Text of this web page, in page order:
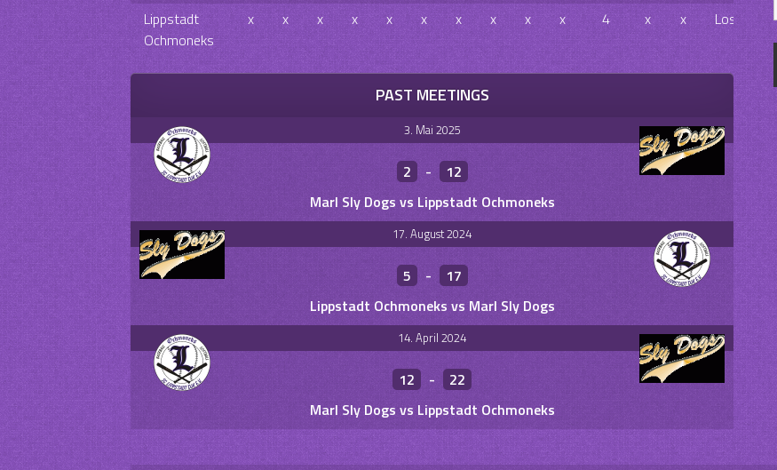
Lippstadt
Ochmoneks
x x x x x x x x x x 4 x x Loss
PAST MEETINGS
3. Mai 2025
2 -
12
Marl Sly Dogs vs Lippstadt Ochmoneks
17. August 2024
5 -
17
Lippstadt Ochmoneks vs Marl Sly Dogs
14. April 2024
12 -
22
Marl Sly Dogs vs Lippstadt Ochmoneks